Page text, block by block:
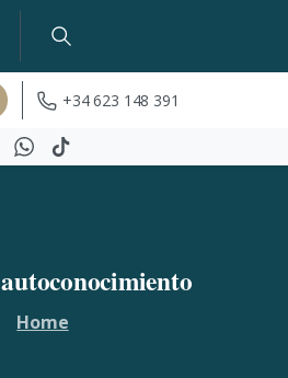
+34 623 148 391
autoconocimiento
Home